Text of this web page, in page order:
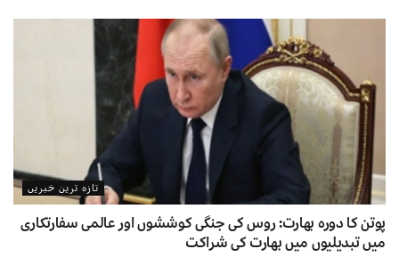
تازہ ترین خبریں
پوتن کا دورہ بھارت: روس کی جنگی کوششوں اور عالمی سفارتکاری
میں تبدیلیوں میں بھارت کی شراکت